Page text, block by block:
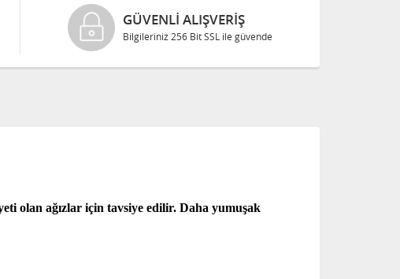
GÜVENLI ALIŞVERIŞ
Bilgileriniz 256 Bit SSL ile güvende
olan ağızlar için tavsiye edilir. Daha yumuşak